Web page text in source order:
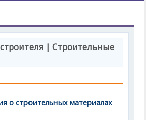
| Строительные
о строительных материалах